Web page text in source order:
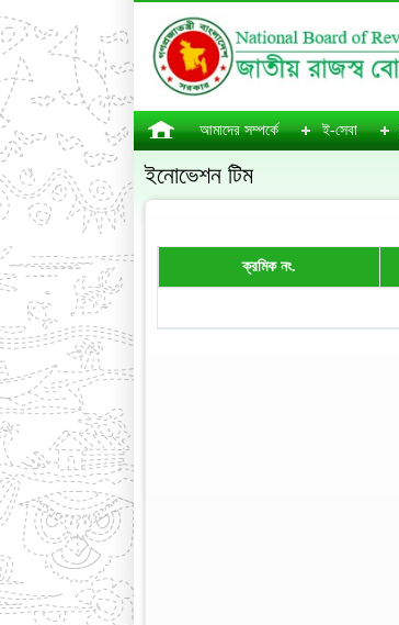
আমাদের সম্পর্কে ই-সেবা
ইনোভেশন টিম
ক্রমিক নং.